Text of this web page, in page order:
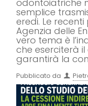
odontoiatriche
semplice
eredi. Le
Agenzia delle
vero tema è
che eserciterà
garantirà la
Pubblicato da